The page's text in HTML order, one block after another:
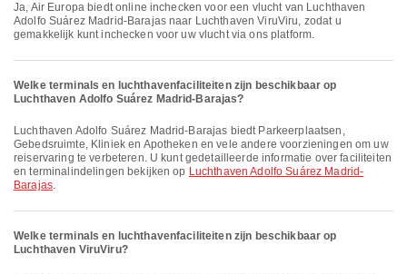
Ja, Air Europa biedt online inchecken voor een vlucht van Luchthaven
Adolfo Suárez Madrid-Barajas naar Luchthaven ViruViru, zodat u
gemakkelijk kunt inchecken voor uw vlucht via ons platform.
Welke terminals en luchthavenfaciliteiten zijn beschikbaar op
Luchthaven Adolfo Suárez Madrid-Barajas?
Luchthaven Adolfo Suárez Madrid-Barajas biedt Parkeerplaatsen,
Gebedsruimte, Kliniek en Apotheken en vele andere voorzieningen om uw
reiservaring te verbeteren. U kunt gedetailleerde informatie over faciliteiten
en terminalindelingen bekijken op Luchthaven Adolfo Suárez Madrid-
Barajas.
Welke terminals en luchthavenfaciliteiten zijn beschikbaar op
Luchthaven ViruViru?